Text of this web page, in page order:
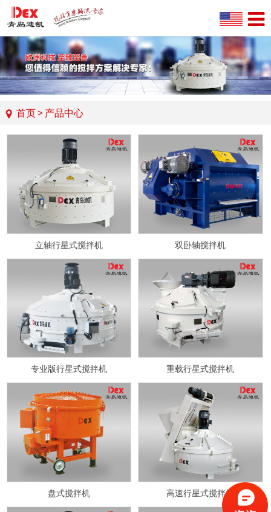
首页>产品中心
立轴行星式搅拌机 双卧轴搅拌机
专业版行星式搅拌机 重载行星式搅拌机
盘式搅拌机 高速行星式搅拌机